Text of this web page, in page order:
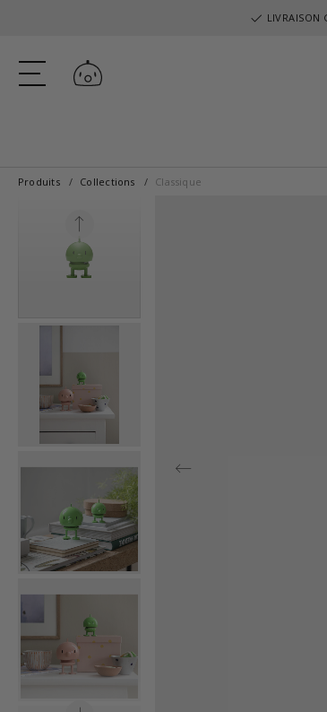
LIVRAISON
Se connecter
Produits Collections Classique